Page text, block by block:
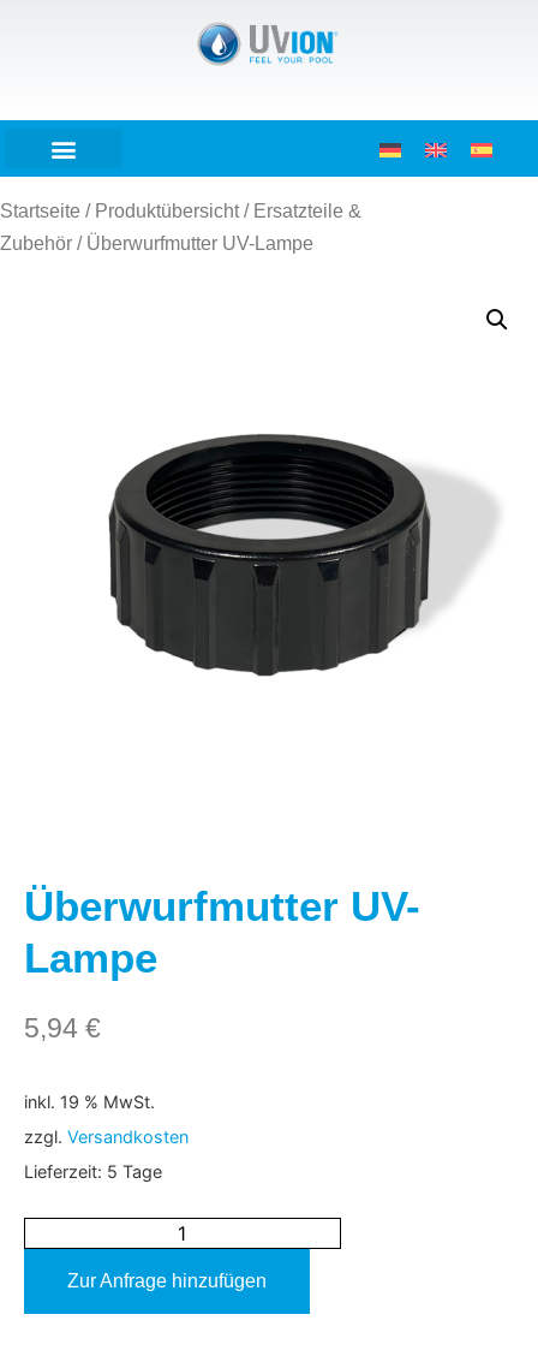
Startseite / Produktübersicht/ Ersatzteile &
Zubehör / Überwurfmutter UV-Lampe
Überwurfmutter UV-
Lampe
5,94 €
inkl. 19 % MwSt.
zzgl. Versandkosten
Lieferzeit: 5 Tage
Zur Anfrage hinzufügen